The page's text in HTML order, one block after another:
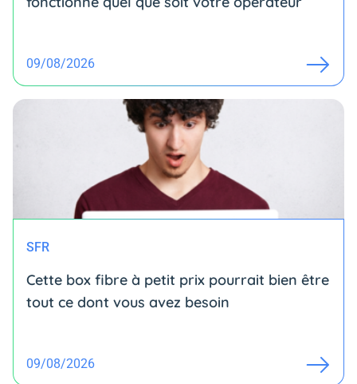
09/08/2026
SFR
Cette box fibre à petit prix pourrait bien être
tout ce dont vous avez besoin
09/08/2026